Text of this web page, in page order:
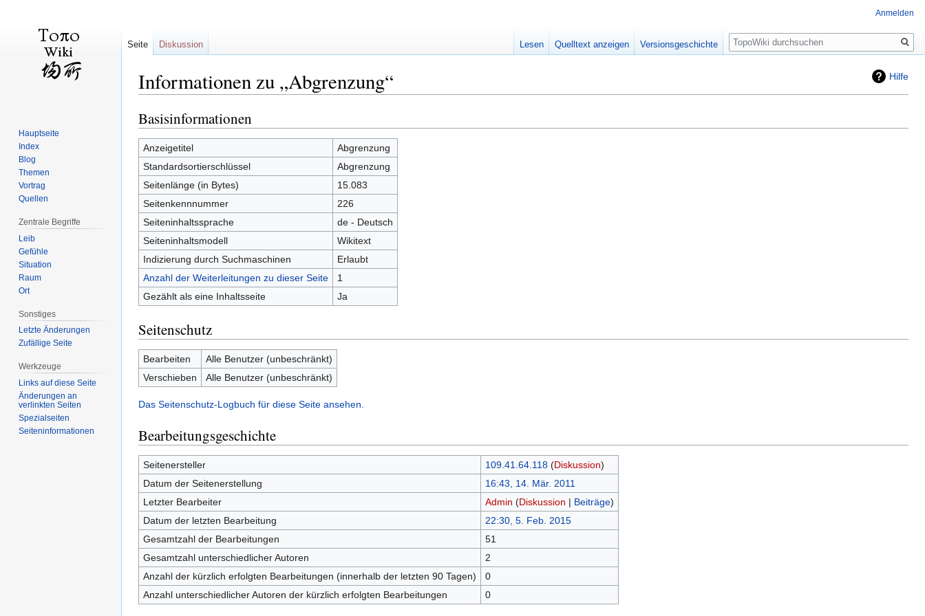
Hilfe
Informationen zu „Abgrenzung“
Zur
Navigation
springen
Zur
Suche
springen
Basisinformationen
Anzeigetitel
Abgrenzung
Standardsortierschlüssel
Abgrenzung
Seitenlänge (in Bytes)
15.083
Seitenkennnummer
226
Seiteninhaltssprache
de - Deutsch
Seiteninhaltsmodell
Wikitext
Indizierung durch Suchmaschinen
Erlaubt
Anzahl der Weiterleitungen zu dieser Seite
1
Gezählt als eine Inhaltsseite
Ja
Seitenschutz
Bearbeiten
Alle Benutzer (unbeschränkt)
Verschieben
Alle Benutzer (unbeschränkt)
Das Seitenschutz-Logbuch für diese Seite ansehen.
Bearbeitungsgeschichte
Seitenersteller 109.41.64.118 (Diskussion)
Datum der Seitenerstellung
16:43, 14. Mär. 2011
Letzter Bearbeiter
Admin (Diskussion | Beiträge)
Datum der letzten Bearbeitung
22:30, 5. Feb. 2015
Gesamtzahl der Bearbeitungen
51
Gesamtzahl unterschiedlicher Autoren
2
Anzahl der kürzlich erfolgten Bearbeitungen (innerhalb der letzten 90 Tagen)
0
Anzahl unterschiedlicher Autoren der kürzlich erfolgten Bearbeitungen
0
Anmelden
Seite Diskussion Lesen Quelltext anzeigen Versionsgeschichte
Suche
Hauptseite
Index
Blog
Themen
Vortrag
Quellen
Zentrale Begriffe
Leib
Gefühle
Situation
Raum
Ort
Sonstiges
Letzte Änderungen
Zufällige Seite
Werkzeuge
Links auf diese Seite
Änderungen an
verlinkten Seiten
Spezialseiten
Seiten­informationen